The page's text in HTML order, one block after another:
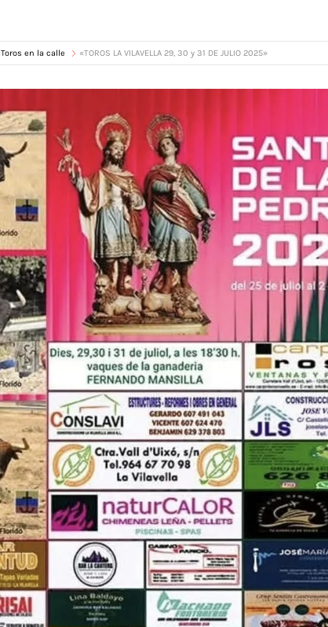
Toros en la calle «TOROS LA VILAVELLA 29, 30 y 31 DE JULIO 2025»